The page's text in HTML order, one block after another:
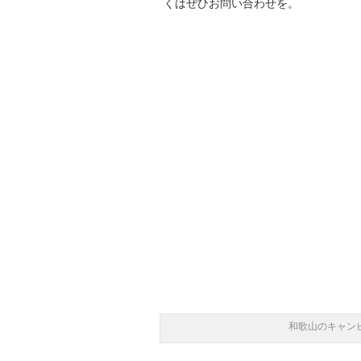
くはぜひお問い合わせを。
和歌山のキャン